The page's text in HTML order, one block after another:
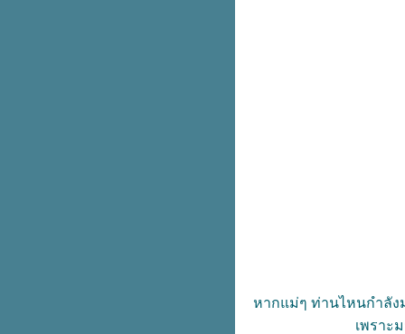
หากแม่ๆ ท่านไหนกำลัง
เพราะ